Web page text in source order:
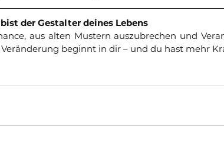
der Gestalter deines Lebens
aus alten Mustern auszubrechen und
beginnt in dir – und du hast mehr